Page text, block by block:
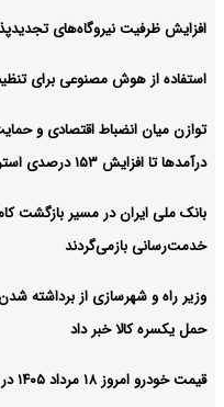
افزایش ظرفیت نیروگاه‌های تجدیدپذیر به ۵۸۰۰
استفاده از هوش مصنوعی برای
درآمدها تا افزایش ۱۵۳ درصدی استرداد مالیات
بانک ملی ایران در مسیر بازگشت
خدمت‌رسانی بازمی‌گردند
وزیر راه و شهرسازی از برداشته
حمل یکسره کالا خبر داد
قیمت خودرو امروز ۱۸ مرداد ۱۴۰۵ در بازار مشخص شد